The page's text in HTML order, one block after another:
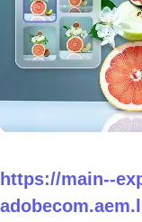
https://main--